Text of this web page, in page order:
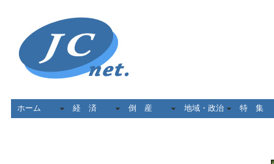
ホーム 経 済 倒 産 地域・政治 特 集